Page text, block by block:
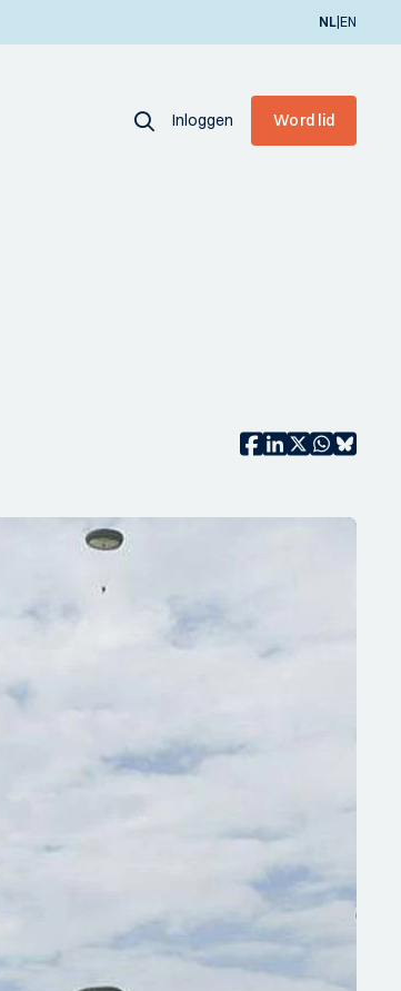
NL|EN
Inloggen Word lid